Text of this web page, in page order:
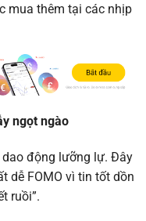
mua thêm tại các nhịp
ngọt ngào
động lưỡng lự. Đây
dễ FOMO vì tin tốt dồn
ruồi”.